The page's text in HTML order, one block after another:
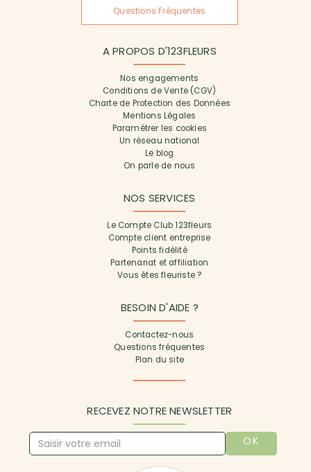
Questions Fréquentes
A PROPOS D'123FLEURS
Nos engagements
Conditions de Vente (CGV)
Charte de Protection des Données
Mentions Légales
Paramétrer les cookies
Un réseau national
Le blog
On parle de nous
NOS SERVICES
Le Compte Club 123fleurs
Compte client entreprise
Points fidélité
Partenariat et affiliation
Vous êtes fleuriste ?
BESOIN D'AIDE ?
Contactez-nous
Questions fréquentes
Plan du site
RECEVEZ NOTRE NEWSLETTER
OK